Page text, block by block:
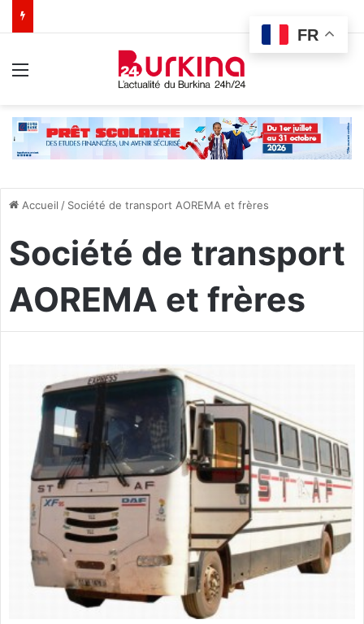
Accueil / Société de transport AOREMA et frères
Société de transport
AOREMA et frères
FR